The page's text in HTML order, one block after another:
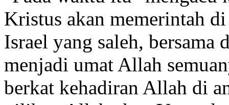
Kristus akan memerintah
Israel yang saleh, bersama
menjadi umat Allah
berkat kehadiran Allah di